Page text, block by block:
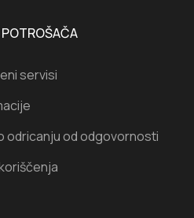
POTROŠAČA
servisi
odricanju od odgovornosti